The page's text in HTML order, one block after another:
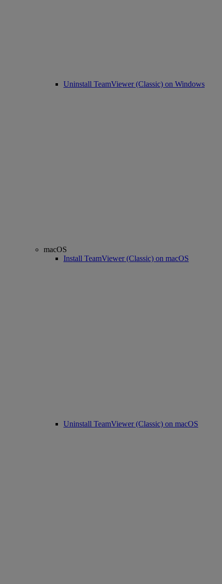
Uninstall TeamViewer (Classic) on Windows
macOS
Install TeamViewer (Classic) on macOS
Uninstall TeamViewer (Classic) on macOS